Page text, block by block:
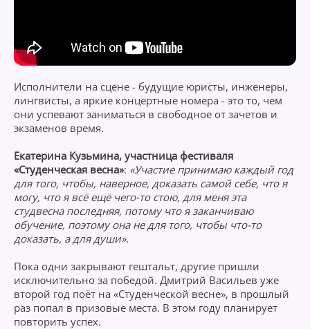
Исполнители на сцене - будущие юристы, инженеры,
лингвисты, а яркие концертные номера - это то, чем
они успевают заниматься в свободное от зачетов и
экзаменов время.
Екатерина Кузьмина, участница фестиваля
«Студенческая весна»: «Участие принимаю каждый год
для того, чтобы, наверное, доказать самой себе, что я
могу, что я всё ещё чего-то стою, для меня эта
студвесна последняя, потому что я заканчиваю
обучение, поэтому она не для того, чтобы что-то
доказать, а для души».
Пока одни закрывают гештальт, другие пришли
исключительно за победой. Дмитрий Васильев уже
второй год поёт на «Студенческой весне», в прошлый
раз попал в призовые места. В этом году планирует
повторить успех.